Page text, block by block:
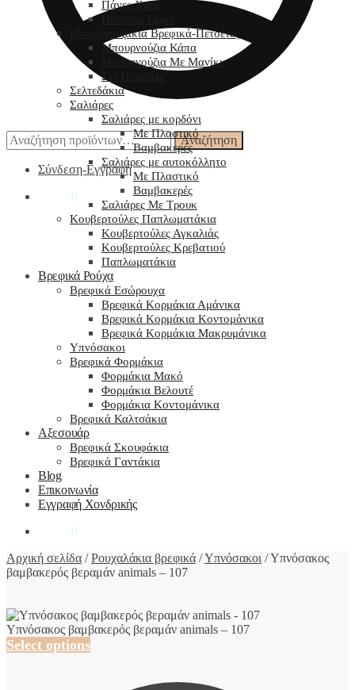
Αναζήτηση
για:
Αναζήτηση
Σύνδεση-Εγγραφή
0
Πάνες Χασέ
Μπουρνουζάκια Βρεφικά-Πετσέτες
Μπουρνούζια Κάπα
Μπουρνούζια Με Μανίκι
Σετ Πετσέτες
Σελτεδάκια
Σαλιάρες
Σαλιάρες με κορδόνι
Με Πλαστικό
Βαμβακερές
Σαλιάρες με αυτοκόλλητο
Με Πλαστικό
Βαμβακερές
Σαλιάρες Με Τρουκ
Κουβερτούλες Παπλωματάκια
Κουβερτούλες Αγκαλιάς
Κουβερτούλες Κρεβατιού
Παπλωματάκια
Βρεφικά Ρούχα
Βρεφικά Εσώρουχα
Βρεφικά Κορμάκια Αμάνικα
Βρεφικά Κορμάκια Κοντομάνικα
Βρεφικά Κορμάκια Μακρυμάνικα
Υπνόσακοι
Βρεφικά Φορμάκια
Φορμάκια Μακό
Φορμάκια Βελουτέ
Φορμάκια Κοντομάνικα
Βρεφικά Καλτσάκια
Αξεσουάρ
Βρεφικά Σκουφάκια
Βρεφικά Γαντάκια
Blog
Επικοινωνία
Εγγραφή Χονδρικής
0
Αρχική σελίδα /Ρουχαλάκια βρεφικά /Υπνόσακοι /Υπνόσακος
βαμβακερός βεραμάν animals – 107
Υπνόσακος βαμβακερός βεραμάν animals – 107
Select options